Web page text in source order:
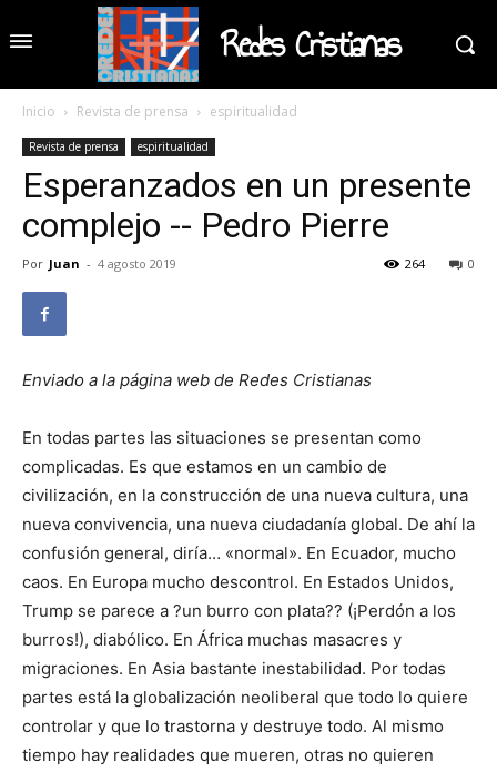
Redes Cristianas
Inicio Revista de prensa espiritualidad
Revista de prensa espiritualidad
Esperanzados en un presente
complejo -- Pedro Pierre
Por Juan - 4 agosto 2019 0
264
Enviado a la página web de Redes Cristianas
En todas partes las situaciones se presentan como
complicadas. Es que estamos en un cambio de
civilización, en la construcción de una nueva cultura, una
nueva convivencia, una nueva ciudadanía global. De ahí la
confusión general, diría… «normal». En Ecuador, mucho
caos. En Europa mucho descontrol. En Estados Unidos,
Trump se parece a ?un burro con plata?? (¡Perdón a los
burros!), diabólico. En África muchas masacres y
migraciones. En Asia bastante inestabilidad. Por todas
partes está la globalización neoliberal que todo lo quiere
controlar y que lo trastorna y destruye todo. Al mismo
tiempo hay realidades que mueren, otras no quieren